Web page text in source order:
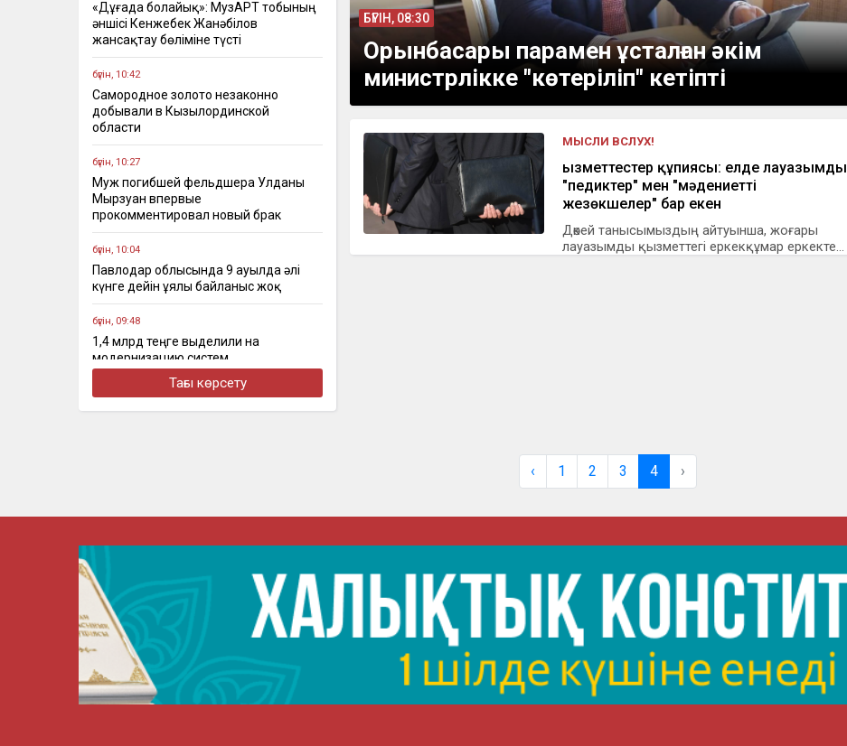
«Дұғада болайық»: МузАРТ тобының
әншісі Кенжебек Жанәбілов
жансақтау бөліміне түсті
бүгін, 10:42
Самородное золото незаконно
добывали в Кызылординской
области
бүгін, 10:27
Муж погибшей фельдшера Улданы
Мырзуан впервые
прокомментировал новый брак
бүгін, 10:04
Павлодар облысында 9 ауылда әлі
күнге дейін ұялы байланыс жоқ
бүгін, 09:48
1,4 млрд теңге выделили на
модернизацию систем
водоснабжения и водоотведения в
Акмолинской области
прокурора после падения с 12-го
бүгін, 09:06
«Тортты бірінші маған бергенін
қаладым»: Динара Сәтжан ұлының
тойына қатысты бастапқы
жоспарынан бас тартты
Тағы көрсету
БҮГІН, 08:30
Орынбасары парамен ұсталған әкім
министрлікке "көтеріліп" кетіпті
МЫСЛИ ВСЛУХ!
Қызметтестер құпиясы: елде лауазымды
"педиктер" мен "мәдениетті
жезөкшелер" бар екен
Дөкей танысымыздың айтуынша, жоғары
лауазымды қызметтегі еркекқұмар еркекте...
‹ 1 2 3 4 ›